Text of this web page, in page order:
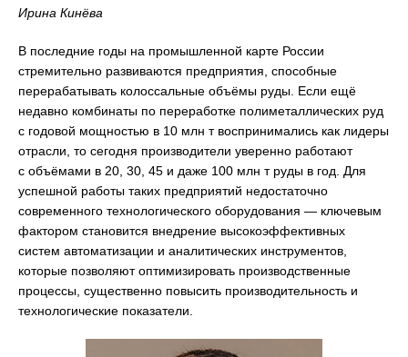
Ирина Кинёва
В последние годы на промышленной карте России
стремительно развиваются предприятия, способные
перерабатывать колоссальные объёмы руды. Если ещё
недавно комбинаты по переработке полиметаллических руд
с годовой мощностью в 10 млн т воспринимались как лидеры
отрасли, то сегодня производители уверенно работают
с объёмами в 20, 30, 45 и даже 100 млн т руды в год. Для
успешной работы таких предприятий недостаточно
современного технологического оборудования — ключевым
фактором становится внедрение высокоэффективных
систем автоматизации и аналитических инструментов,
которые позволяют оптимизировать производственные
процессы, существенно повысить производительность и
технологические показатели.